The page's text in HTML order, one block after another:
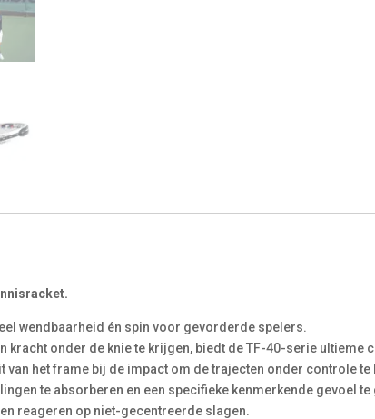
wendbaarheid én spin voor gevorderde spelers.
kracht onder de knie te krijgen, biedt de TF-40-serie ultieme
het frame bij de impact om de trajecten onder controle te
te absorberen en een specifieke kenmerkende gevoel
reageren op niet-gecentreerde slagen.